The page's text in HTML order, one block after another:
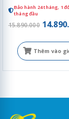
Bảo hành 24 tháng, 1
tháng đầu
15.890.000
Thêm vào